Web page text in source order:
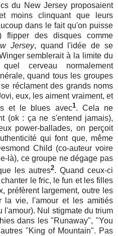
du New Jersey proposaient
moins clinquant que leurs
dans le fait qu'on puisse
flipper des disques comme
Jersey, quand l'idée de se
semblerait à la limite du
cerveau normalement
quand tous les groupes
réclament des grands noms
eux, les aiment vraiment, et
et le blues avec1. Cela ne
(ok : ça ne s'entend jamais),
power-ballades, on perçoit
qui font que, même
Child (co-auteur voire
là), ce groupe ne dégage pas
les autres2. Quand ceux-ci
le fric, le fun et les filles
préfèrent largement, outre les
la vie, l'amour et les amitiés
l'amour). Nul stigmate du trium
dans les "Runaway", "You
"King of Mountain". Pas